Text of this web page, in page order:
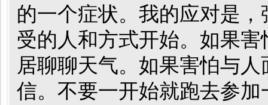
的一个症状。我的应对是
受的人和方式开始。如果
居聊聊天气。如果害怕与
信。不要一开始就跑去参